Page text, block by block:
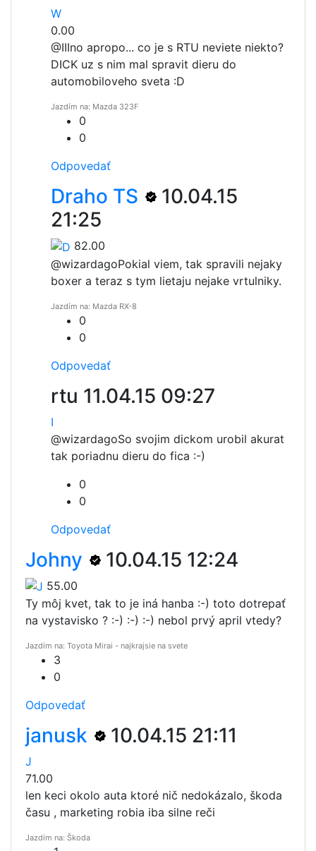
W
0.00
@IIIno apropo... co je s RTU neviete niekto?
DICK uz s nim mal spravit dieru do
automobiloveho sveta :D
Jazdím na: Mazda 323F
0
0
Odpovedať
Draho TS
10.04.15
21:25
82.00
@wizardagoPokial viem, tak spravili nejaky
boxer a teraz s tym lietaju nejake vrtulniky.
Jazdím na: Mazda RX-8
0
0
Odpovedať
rtu 11.04.15 09:27
I
@wizardagoSo svojim dickom urobil akurat
tak poriadnu dieru do fica :-)
0
0
Odpovedať
Johny 10.04.15 12:24
55.00
Ty môj kvet, tak to je iná hanba :-) toto dotrepať
na vystavisko ? :-) :-) :-) nebol prvý april vtedy?
Jazdím na: Toyota Mirai - najkrajsie na svete
3
0
Odpovedať
janusk 10.04.15 21:11
J
71.00
len keci okolo auta ktoré nič nedokázalo, škoda
času , marketing robia iba silne reči
Jazdím na: Škoda